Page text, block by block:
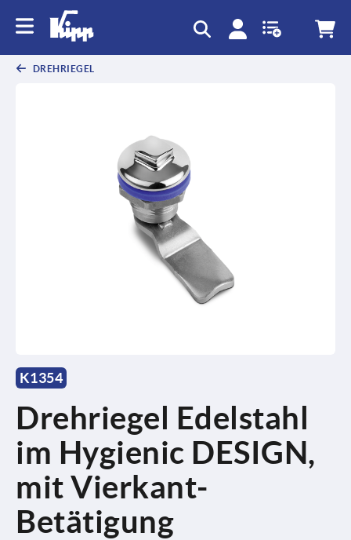
DREHRIEGEL
K1354
Drehriegel Edelstahl
im Hygienic DESIGN,
mit Vierkant-
Betätigung